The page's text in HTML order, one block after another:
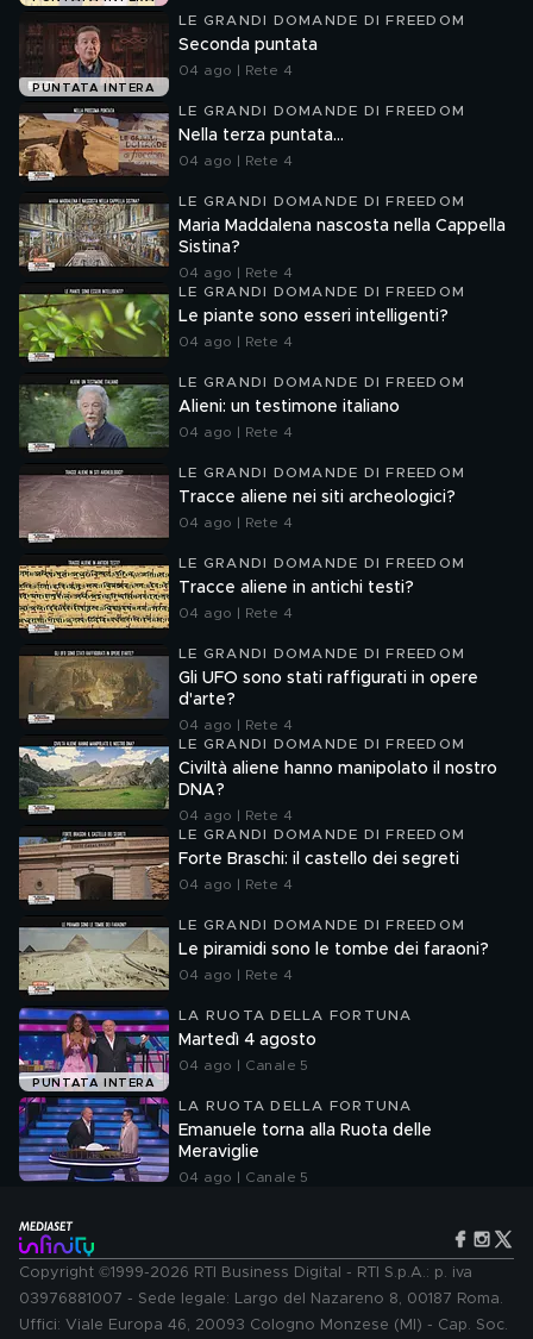
PUNTATA INTERA
LE GRANDI DOMANDE DI FREEDOM
Seconda puntata
04 ago | Rete 4
LE GRANDI DOMANDE DI FREEDOM
Nella terza puntata...
04 ago | Rete 4
LE GRANDI DOMANDE DI FREEDOM
Maria Maddalena nascosta nella Cappella
Sistina?
04 ago | Rete 4
LE GRANDI DOMANDE DI FREEDOM
Le piante sono esseri intelligenti?
04 ago | Rete 4
LE GRANDI DOMANDE DI FREEDOM
Alieni: un testimone italiano
04 ago | Rete 4
LE GRANDI DOMANDE DI FREEDOM
Tracce aliene nei siti archeologici?
04 ago | Rete 4
LE GRANDI DOMANDE DI FREEDOM
Tracce aliene in antichi testi?
04 ago | Rete 4
LE GRANDI DOMANDE DI FREEDOM
Gli UFO sono stati raffigurati in opere
d'arte?
04 ago | Rete 4
LE GRANDI DOMANDE DI FREEDOM
Civiltà aliene hanno manipolato il nostro
DNA?
04 ago | Rete 4
LE GRANDI DOMANDE DI FREEDOM
Forte Braschi: il castello dei segreti
04 ago | Rete 4
LE GRANDI DOMANDE DI FREEDOM
Le piramidi sono le tombe dei faraoni?
04 ago | Rete 4
PUNTATA INTERA
LA RUOTA DELLA FORTUNA
Martedì 4 agosto
04 ago | Canale 5
LA RUOTA DELLA FORTUNA
Emanuele torna alla Ruota delle
Meraviglie
04 ago | Canale 5
Copyright ©1999-2026 RTI Business Digital - RTI S.p.A.: p. iva
03976881007 - Sede legale: Largo del Nazareno 8, 00187 Roma.
Uffici: Viale Europa 46, 20093 Cologno Monzese (MI) - Cap. Soc.